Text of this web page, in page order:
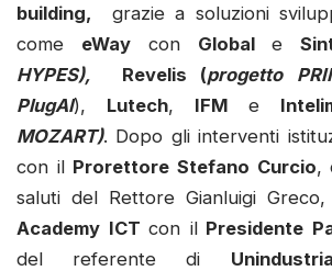
building, grazie a soluzioni
come eWaycon Globale
HYPES),
Revelis (progetto
PlugAI), Lutech, IFM e
MOZART). Dopo gli interventi
con il Prorettore Stefano Curcio,
saluti del Rettore Gianluigi Greco,
Academy ICT con ilPresidente
del referente di